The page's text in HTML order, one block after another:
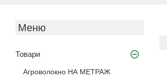
Товари
Агроволокно НА МЕТРАЖ